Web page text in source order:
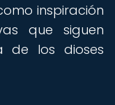
inspiración
que siguen
de los dioses